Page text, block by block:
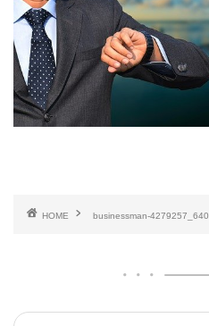
HOME businessman-4279257_640